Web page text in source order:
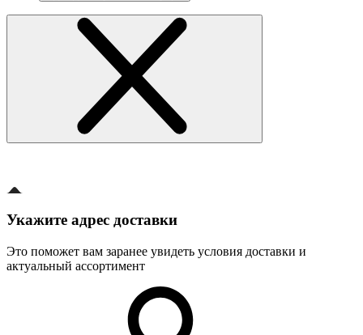
Укажите адрес доставки
Это поможет вам заранее увидеть условия доставки и
актуальный ассортимент